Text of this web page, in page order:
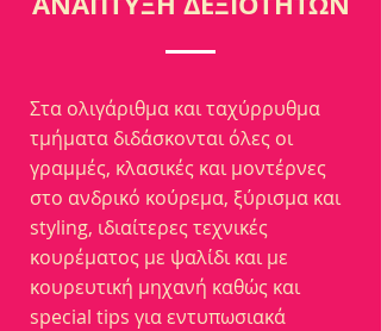
Στα ολιγάριθμα και ταχύρρυθμα
τμήματα διδάσκονται όλες οι
γραμμές, κλασικές και μοντέρνες
στο ανδρικό κούρεμα, ξύρισμα και
styling, ιδιαίτερες τεχνικές
κουρέματος με ψαλίδι και με
κουρευτική μηχανή καθώς και
special tips για εντυπωσιακά